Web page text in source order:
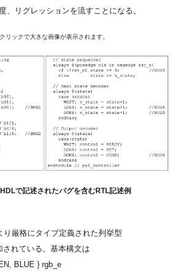
、リグレッションを流すことになる。
リックで大きな画像が表示されます。
で記述されたバグを含むRTL記述例
り厳格にタイプ定義された列挙型
されている。基本構文は
BLUE } rgb_e